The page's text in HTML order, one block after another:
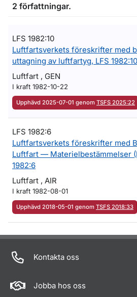
2 författningar.
LFS 1982:10
Luftfartsverkets föreskrifter med
uttagning av luftfartyg, LFS 1982:10
Luftfart , GEN
I kraft 1982-10-22
Upphävd 2025-07-01 genom TSFS 2025:22
LFS 1982:6
Luftfartsverkets föreskrifter med
Luftfart — Materielbestämmelser
1982:6
Luftfart , AIR
I kraft 1982-08-01
Upphävd 2018-05-01 genom TSFS 2018:33
Om sidan
Kontakta oss
Jobba hos oss